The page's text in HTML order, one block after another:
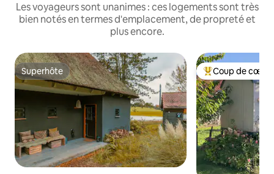
Les voyageurs sont unanimes : ces logements sont très
bien notés en termes d'emplacement, de propreté et
plus encore.
Superhôte
Superhôte Coups de cœur
Coup de cœur